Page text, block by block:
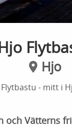
Hjo
- mitt i
och Vätterns